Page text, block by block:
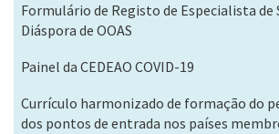
Formulário de Registo de Especialista de
Diáspora de OOAS
Painel da CEDEAO COVID-19
Currículo harmonizado de formação do
dos pontos de entrada nos países